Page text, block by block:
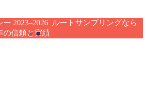
ー 2023–2026 ルートサンプリングなら
の信頼と実績